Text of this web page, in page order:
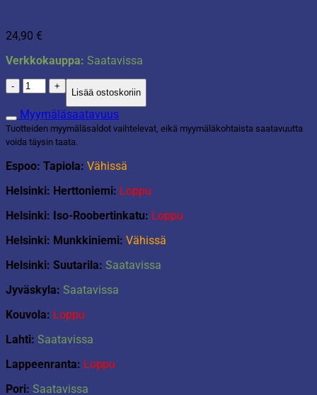
24,90 €
Verkkokauppa: Saatavissa
Minimela
30cm
+
varsi
115cm
määrä
Lisää ostoskoriin
Myymäläsaatavuus
Tuotteiden myymäläsaldot vaihtelevat, eikä myymäläkohtaista saatavuutta
voida täysin taata.
Espoo: Tapiola: Vähissä
Helsinki: Herttoniemi: Loppu
Helsinki: Iso-Roobertinkatu: Loppu
Helsinki: Munkkiniemi: Vähissä
Helsinki: Suutarila: Saatavissa
Jyväskyla: Saatavissa
Kouvola: Loppu
Lahti: Saatavissa
Lappeenranta: Loppu
Pori: Saatavissa